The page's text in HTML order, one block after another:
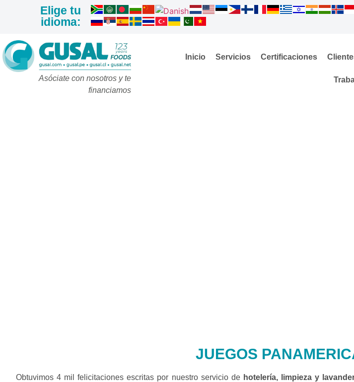
Elige tu
idioma:
Asóciate con nosotros y te
financiamos
Inicio Servicios Certificaciones
JUEGOS
Obtuvimos 4 mil felicitaciones escritas por nuestro servicio de hotelería, limpieza y